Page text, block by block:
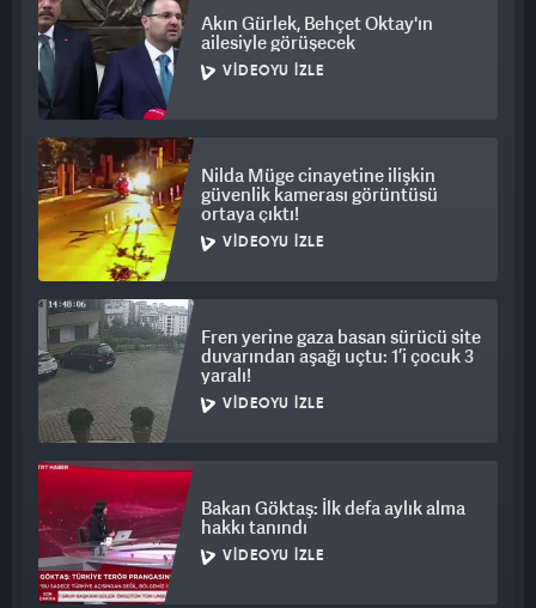
Akın Gürlek, Behçet Oktay'ın
ailesiyle görüşecek
VIDEOYU İZLE
Nilda Müge cinayetine ilişkin
güvenlik kamerası görüntüsü
ortaya çıktı!
VIDEOYU İZLE
Fren yerine gaza basan sürücü site
duvarından aşağı uçtu: 1’i çocuk 3
yaralı!
VIDEOYU İZLE
Bakan Göktaş: İlk defa aylık alma
hakkı tanındı
VIDEOYU İZLE